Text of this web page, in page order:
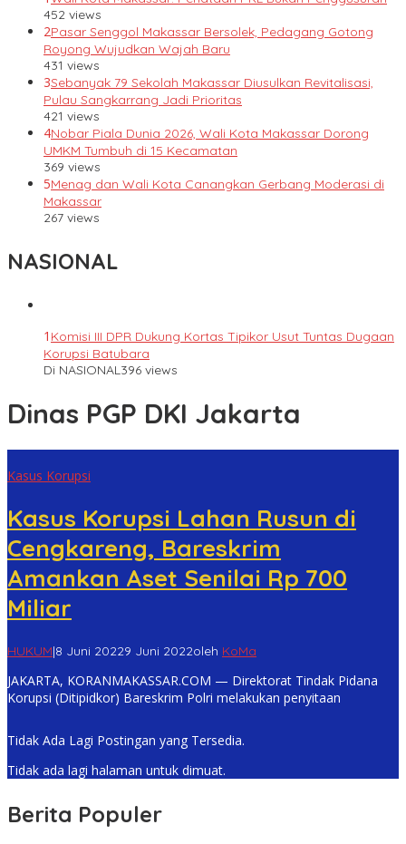
452 views
2Pasar Senggol Makassar Bersolek, Pedagang Gotong
Royong Wujudkan Wajah Baru
431 views
3Sebanyak 79 Sekolah Makassar Diusulkan Revitalisasi,
Pulau Sangkarrang Jadi Prioritas
421 views
4Nobar Piala Dunia 2026, Wali Kota Makassar Dorong
UMKM Tumbuh di 15 Kecamatan
369 views
5Menag dan Wali Kota Canangkan Gerbang Moderasi di
Makassar
267 views
NASIONAL
1 Komisi III DPR Dukung Kortas Tipikor Usut Tuntas Dugaan
Korupsi Batubara
Di NASIONAL396 views
Dinas PGP DKI Jakarta
Kasus Korupsi
Kasus Korupsi Lahan Rusun di
Cengkareng, Bareskrim
Amankan Aset Senilai Rp 700
Miliar
HUKUM|8 Juni 20229 Juni 2022oleh KoMa
JAKARTA, KORANMAKASSAR.COM — Direktorat Tindak Pidana
Korupsi (Ditipidkor) Bareskrim Polri melakukan penyitaan
Tidak Ada Lagi Postingan yang Tersedia.
Tidak ada lagi halaman untuk dimuat.
Berita Populer